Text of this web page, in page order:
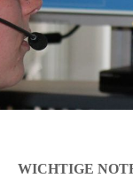
WICHTIGE